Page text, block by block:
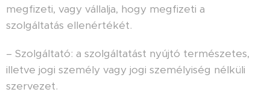
megfizeti, vagy vállalja, hogy megfizeti a
szolgáltatás ellenértékét.
– Szolgáltató: a szolgáltatást nyújtó természetes,
illetve jogi személy vagy jogi személyiség nélküli
szervezet.